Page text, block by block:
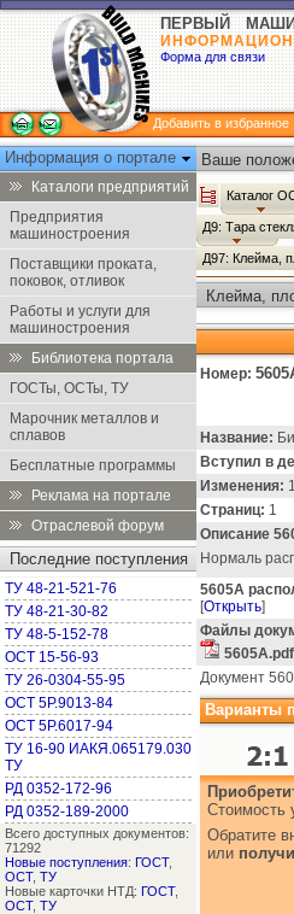
ПЕРВЫЙ
Форма для связи
Добавить в избранное
Информация о портале
Каталоги предприятий
Предприятия
машиностроения
Поставщики проката,
поковок, отливок
Работы и услуги для
машиностроения
Библиотека портала
ГОСТы, ОСТы, ТУ
Марочник металлов и
сплавов
Бесплатные программы
Реклама на портале
Отраслевой форум
Последние поступления
ТУ 48-21-521-76
ТУ 48-21-30-82
ТУ 48-5-152-78
ОСТ 15-56-93
ТУ 26-0304-55-95
ОСТ 5Р.9013-84
ОСТ 5Р.6017-94
ТУ 16-90 ИАКЯ.065179.030
ТУ
РД 0352-172-96
РД 0352-189-2000
Всего доступных документов:
71292
Новые поступления: ГОСТ,
ОСТ, ТУ
Новые карточки НТД: ГОСТ,
ОСТ, ТУ
Ваше
Каталог
Д9: Тара
Д97: Клейма,
Клейма,
Номер:
Название:
Вступил в
Изменения:
Страниц: 1
Описание
Нормаль
5605А
[Открыть]
Файлы
5605А.pdf
Документ
Варианты
Стоимость
Обратите
или